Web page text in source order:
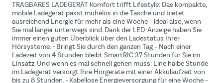
TRAGBARES LADEGERÄT Komfort trifft Lifestyle: Das kompakte,
mobile Ladegerät passt mühelos in die Tasche und bietet
ausreichend Energie für mehr als eine Woche – ideal also, wenn
Sie mal länger unterwegs sind. Dank der LED-Anzeige haben Sie
immer einen guten Überblick über den Ladestatus Ihrer
Hörsysteme. - Bringt Sie durch den ganzen Tag – Nach einer
Ladezeit von 4 Stunden bleibt SmartRIC 37 Stunden für Sie im
Einsatz. Und wenn es mal schnell gehen muss: Eine halbe Stunde
im Ladegerät versorgt Ihre Hörgeräte mit einer Akkulaufzeit von
bis zu 8 Stunden. - Kabellose Energieversorgung für eine Woche –